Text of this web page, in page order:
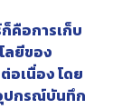
คือการเก็บ
ลยีของ
เนื่อง โดย
ปกรณ์บันทึก